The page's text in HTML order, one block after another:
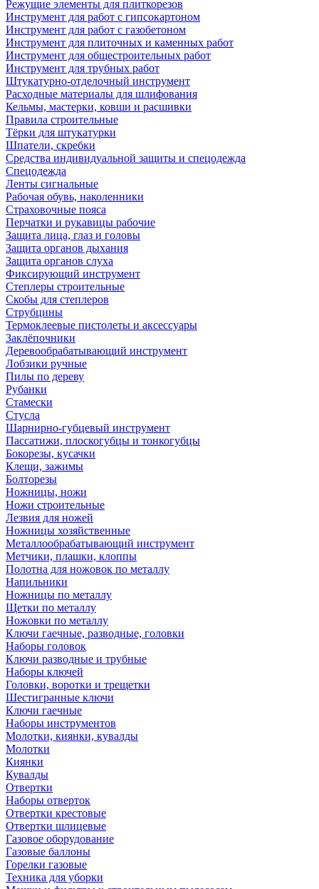
Режущие элементы для плиткорезов
Инструмент для работ с гипсокартоном
Инструмент для работ с газобетоном
Инструмент для плиточных и каменных работ
Инструмент для общестроительных работ
Инструмент для трубных работ
Штукатурно-отделочный инструмент
Расходные материалы для шлифования
Кельмы, мастерки, ковши и расшивки
Правила строительные
Тёрки для штукатурки
Шпатели, скребки
Средства индивидуальной защиты и спецодежда
Спецодежда
Ленты сигнальные
Рабочая обувь, наколенники
Страховочные пояса
Перчатки и рукавицы рабочие
Защита лица, глаз и головы
Защита органов дыхания
Защита органов слуха
Фиксирующий инструмент
Степлеры строительные
Скобы для степлеров
Струбцины
Термоклеевые пистолеты и аксессуары
Заклёпочники
Деревообрабатывающий инструмент
Лобзики ручные
Пилы по дереву
Рубанки
Стамески
Стусла
Шарнирно-губцевый инструмент
Пассатижи, плоскогубцы и тонкогубцы
Бокорезы, кусачки
Клещи, зажимы
Болторезы
Ножницы, ножи
Ножи строительные
Лезвия для ножей
Ножницы хозяйственные
Металлообрабатывающий инструмент
Метчики, плашки, клоппы
Полотна для ножовок по металлу
Напильники
Ножницы по металлу
Щетки по металлу
Ножовки по металлу
Ключи гаечные, разводные, головки
Наборы головок
Ключи разводные и трубные
Наборы ключей
Головки, воротки и трещетки
Шестигранные ключи
Ключи гаечные
Наборы инструментов
Молотки, киянки, кувалды
Молотки
Киянки
Кувалды
Отвертки
Наборы отверток
Отвертки крестовые
Отвертки шлицевые
Газовое оборудование
Газовые баллоны
Горелки газовые
Техника для уборки